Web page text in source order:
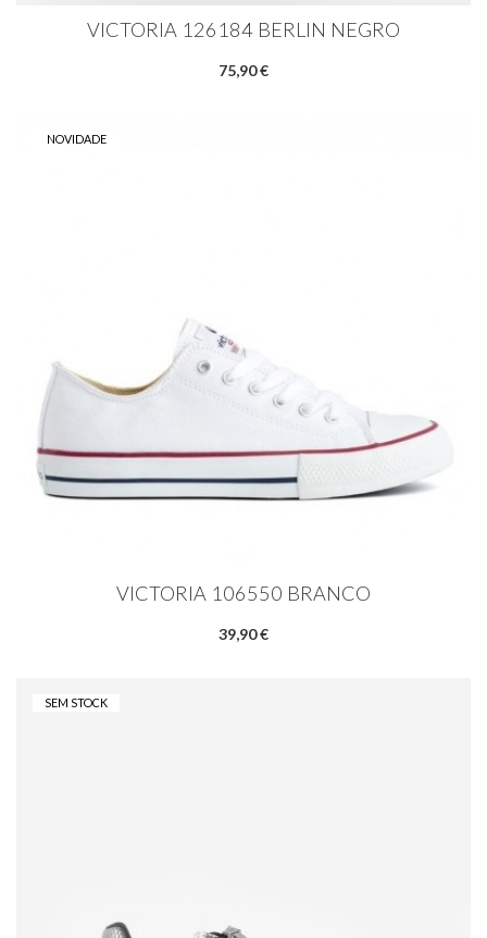
VICTORIA 126184 BERLIN NEGRO
75,90 €
NOVIDADE
VICTORIA 106550 BRANCO
39,90 €
SEM STOCK